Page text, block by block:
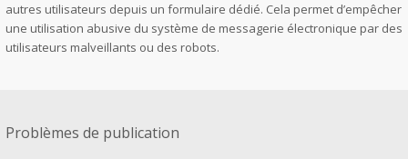
autres utilisateurs depuis un formulaire dédié. Cela permet d’empêcher
une utilisation abusive du système de messagerie électronique par des
utilisateurs malveillants ou des robots.
Problèmes de publication